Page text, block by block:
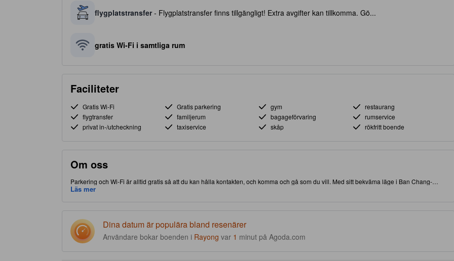
flygplatstransfer- Flygplatstransfer finns tillgängligt! Extra avgifter kan tillkomma. Gö...
gratis Wi-Fi i samtliga rum
Faciliteter
Gratis Wi-Fi Gratis parkering gym
restaurang
flygtransfer
familjerum bagageförvaring
rumservice
privat in-/utcheckning
taxiservice skåp rökfritt boende
Om oss
Parkering och Wi-Fi är alltid gratis så att du kan hålla kontakten, och komma och gå som du vill. Med sitt bekväma läge i Ban Chang-
delen av Rayong, gör detta boende att du har nära till både attraktioner och intressanta matställen. Rankat med 3.0 stjärnor, detta
Läs mer
Dina datum är populära bland resenärer
Användare bokar boenden i Rayong var 1 minut på Agoda.com